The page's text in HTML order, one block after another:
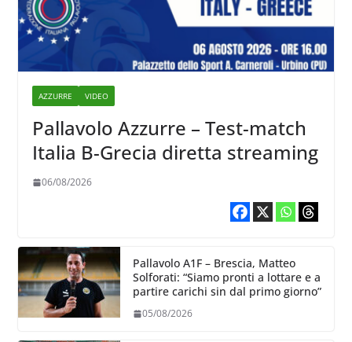
AZZURRE VIDEO
Pallavolo Azzurre – Test-match
Italia B-Grecia diretta streaming
06/08/2026
Pallavolo A1F – Brescia, Matteo
Solforati: “Siamo pronti a lottare e a
partire carichi sin dal primo giorno”
05/08/2026